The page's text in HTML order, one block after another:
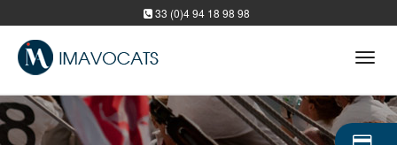
33 (0)4 94 18 98 98